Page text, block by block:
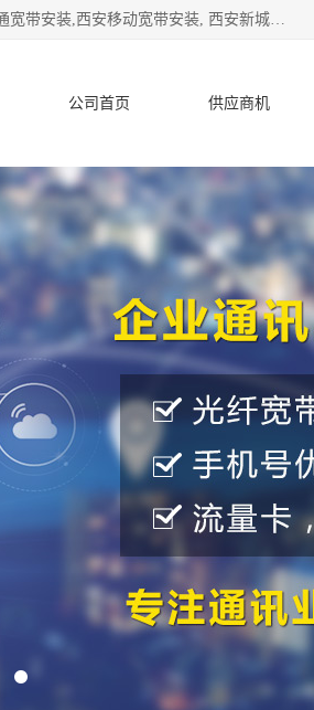
公司主要经营西安电信宽带安装,西安光纤专线安装,西安宽带安装,西安宽带办理,西安联通宽带安装,西安移动宽带安装, 西安新城赛派通讯商行从事西安地区的联通，移动，电信宽带安装，光纤专线安装，宽带办理等业务
公司首页 供应商机
产品知识 客户案例